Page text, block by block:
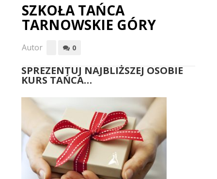
SZKOŁA TAŃCA
TARNOWSKIE GÓRY
Autor 0
SPREZENTUJ NAJBLIŻSZEJ OSOBIE
KURS TAŃCA…